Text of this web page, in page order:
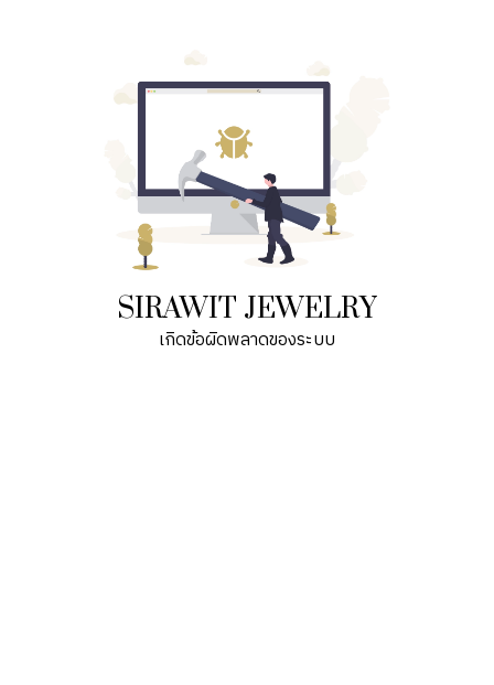
SIRAWIT JEWELRY
เกิดข้อผิดพลาดของระบบ